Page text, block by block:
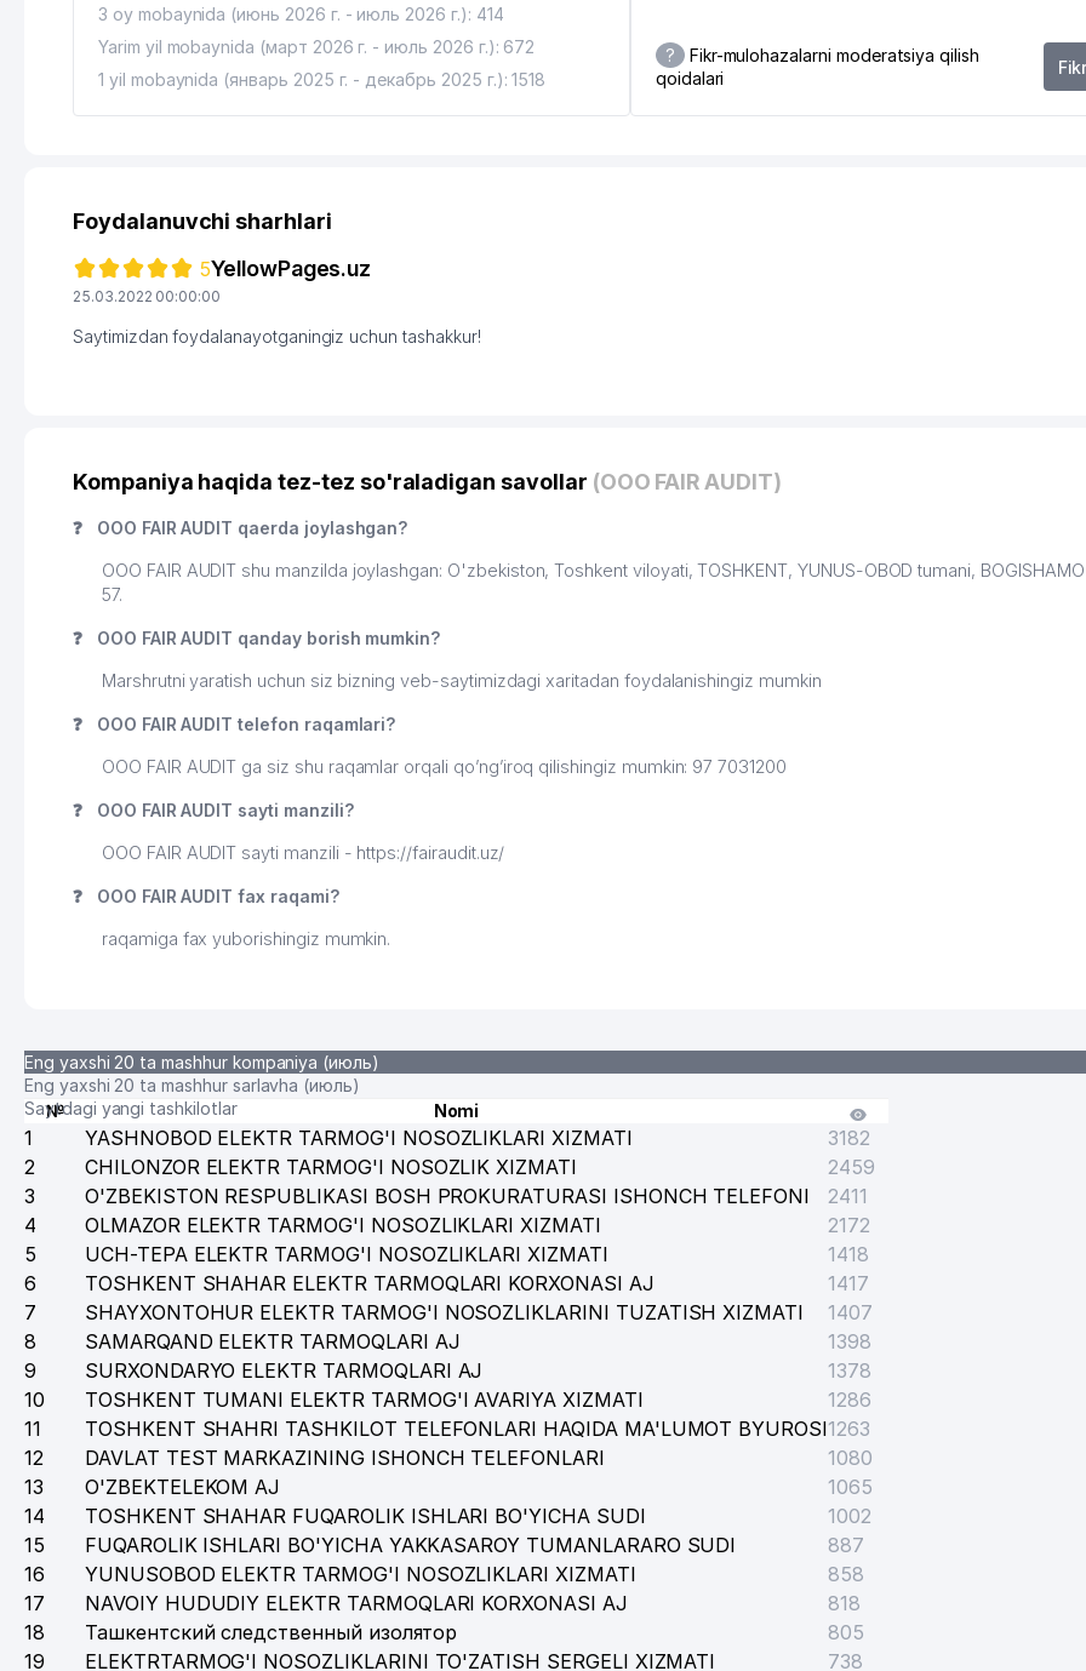
3 oy mobaynida (июнь 2026 г. - июль 2026 г.): 414
Yarim yil mobaynida (март 2026 г. - июль 2026 г.): 672
1 yil mobaynida (январь 2025 г. - декабрь 2025 г.): 1518
? Fikr-mulohazalarni moderatsiya qilish
qoidalari
Foydalanuvchi sharhlari
5YellowPages.uz
25.03.2022 00:00:00
Saytimizdan foydalanayotganingiz uchun tashakkur!
Kompaniya haqida tez-tez so'raladigan savollar (ООО FAIR AUDIT)
❓ ООО FAIR AUDIT qaerda joylashgan?
ООО FAIR AUDIT shu manzilda joylashgan: O'zbekiston, Toshkent viloyati, TOSHKENT, YUNUS-OBOD tumani,
57.
❓ ООО FAIR AUDIT qanday borish mumkin?
Marshrutni yaratish uchun siz bizning veb-saytimizdagi xaritadan foydalanishingiz mumkin
❓ ООО FAIR AUDIT telefon raqamlari?
ООО FAIR AUDIT ga siz shu raqamlar orqali qo’ng’iroq qilishingiz mumkin: 97 7031200
❓ ООО FAIR AUDIT sayti manzili?
ООО FAIR AUDIT sayti manzili - https://fairaudit.uz/
❓ ООО FAIR AUDIT fax raqami?
raqamiga fax yuborishingiz mumkin.
Eng yaxshi 20 ta mashhur kompaniya (июль)
Eng yaxshi 20 ta mashhur sarlavha (июль)
Saytdagi yangi tashkilotlar
№ Nomi
1 YASHNOBOD ELEKTR TARMOG'I NOSOZLIKLARI XIZMATI
3182
2
CHILONZOR ELEKTR TARMOG'I NOSOZLIK XIZMATI
2459
3
O'ZBEKISTON RESPUBLIKASI BOSH PROKURATURASI ISHONCH TELEFONI
2411
4
OLMAZOR ELEKTR TARMOG'I NOSOZLIKLARI XIZMATI
2172
5
UCH-TEPA ELEKTR TARMOG'I NOSOZLIKLARI XIZMATI
1418
6
TOSHKENT SHAHAR ELEKTR TARMOQLARI KORXONASI AJ
1417
7
SHAYXONTOHUR ELEKTR TARMOG'I NOSOZLIKLARINI TUZATISH XIZMATI
1407
8
SAMARQAND ELEKTR TARMOQLARI AJ
1398
9
SURXONDARYO ELEKTR TARMOQLARI AJ
1378
10
TOSHKENT TUMANI ELEKTR TARMOG'I AVARIYA XIZMATI
1286
11
TOSHKENT SHAHRI TASHKILOT TELEFONLARI HAQIDA MA'LUMOT BYUROSI1263
12
DAVLAT TEST MARKAZINING ISHONCH TELEFONLARI
1080
13
O'ZBEKTELEKOM AJ
1065
14
TOSHKENT SHAHAR FUQAROLIK ISHLARI BO'YICHA SUDI
1002
15
FUQAROLIK ISHLARI BO'YICHA YAKKASAROY TUMANLARARO SUDI
887
16
YUNUSOBOD ELEKTR TARMOG'I NOSOZLIKLARI XIZMATI
858
17
NAVOIY HUDUDIY ELEKTR TARMOQLARI KORXONASI AJ
818
18
Ташкентский следственный изолятор
805
19
ELEKTRTARMOG'I NOSOZLIKLARINI TO'ZATISH SERGELI XIZMATI 738